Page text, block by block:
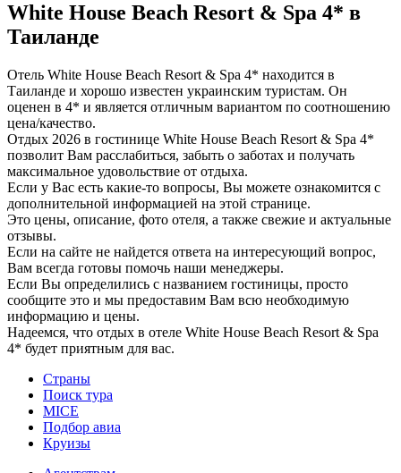
White House Beach Resort & Spa 4* в
Таиланде
Отель White House Beach Resort & Spa 4* находится в
Таиланде и хорошо известен украинским туристам. Он
оценен в 4* и является отличным вариантом по соотношению
цена/качество.
Отдых 2026 в гостинице White House Beach Resort & Spa 4*
позволит Вам расслабиться, забыть о заботах и получать
максимальное удовольствие от отдыха.
Если у Вас есть какие-то вопросы, Вы можете ознакомится с
дополнительной информацией на этой странице.
Это цены, описание, фото отеля, а также свежие и актуальные
отзывы.
Если на сайте не найдется ответа на интересующий вопрос,
Вам всегда готовы помочь наши менеджеры.
Если Вы определились с названием гостиницы, просто
сообщите это и мы предоставим Вам всю необходимую
информацию и цены.
Надеемся, что отдых в отеле White House Beach Resort & Spa
4* будет приятным для вас.
Страны
Поиск тура
MICE
Подбор авиа
Круизы